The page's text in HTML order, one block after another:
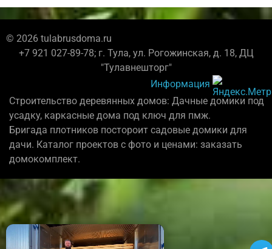
© 2026 tulabrusdoma.ru
+7 921 027-89-78; г. Тула, ул. Рогожинская, д. 18, ДЦ
"Тулавнешторг"
Информация
Строительство деревянных домов: Дачные домики под
усадку, каркасные дома под ключ для пмж.
Бригада плотников постороит садовые домики для
дачи. Каталог проектов с фото и ценами: заказать
домокомплект.